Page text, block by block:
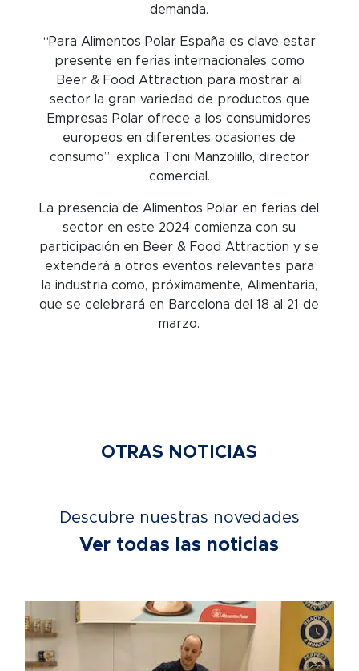
demanda.
“Para Alimentos Polar España es clave estar
presente en ferias internacionales como
Beer & Food Attraction para mostrar al
sector la gran variedad de productos que
Empresas Polar ofrece a los consumidores
europeos en diferentes ocasiones de
consumo”, explica Toni Manzolillo, director
comercial.
La presencia de Alimentos Polar en ferias del
sector en este 2024 comienza con su
participación en Beer & Food Attraction y se
extenderá a otros eventos relevantes para
la industria como, próximamente, Alimentaria,
que se celebrará en Barcelona del 18 al 21 de
marzo.
OTRAS NOTICIAS
Descubre nuestras novedades
Ver todas las noticias